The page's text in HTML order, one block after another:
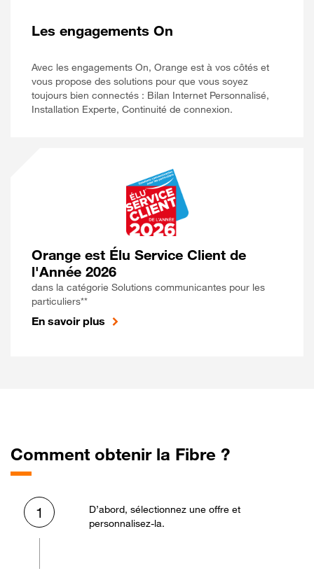
Les engagements On
Avec les engagements On, Orange est à vos côtés et
vous propose des solutions pour que vous soyez
toujours bien connectés : Bilan Internet Personnalisé,
Installation Experte, Continuité de connexion.
Orange est Élu Service Client de
l'Année 2026
dans la catégorie Solutions communicantes pour les
particuliers**
En savoir plus
Comment obtenir la Fibre ?
1
D’abord, sélectionnez une offre et
personnalisez-la.